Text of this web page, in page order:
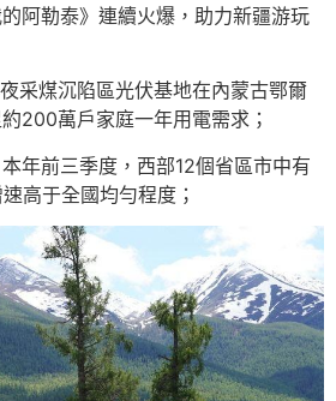
阿勒泰》連續火爆，助力新疆游玩
采煤沉陷區光伏基地在內蒙古鄂爾
200萬戶家庭一年用電需求；
年前三季度，西部12個省區市中有
高于全國均勻程度；